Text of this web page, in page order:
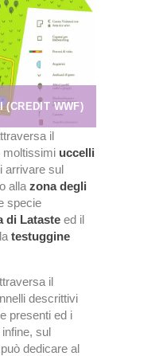
(CREDIT WWF)
il
moltissimi uccelli
arrivare sul
alla zona degli
specie
di Lataste ed il
testuggine
il
descrittivi
presenti ed i
sul
dedicare al